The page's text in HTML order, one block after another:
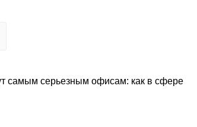
самым серьезным офисам: как в сфере